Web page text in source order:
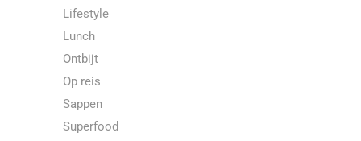
Lifestyle
Lunch
Ontbijt
Op reis
Sappen
Superfood